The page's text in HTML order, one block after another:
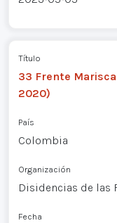
Título
33 Frente
2020)
País
Colombia
Organización
Disidencias de las
Fecha